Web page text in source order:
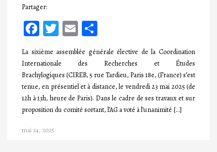
Partager:
Facebook
Twitter
Email
La sixième assemblée générale élective de la Coordination
Internationale des Recherches et Études
Brachylogiques (CIREB, 5 rue Tardieu, Paris 18e, (France) s’est
tenue, en présentiel et à distance, le vendredi 23 mai 2025 (de
12h à 13h, heure de Paris). Dans le cadre de ses travaux et sur
proposition du comité sortant, l’AG a voté à l’unanimité […]
mai 24, 2025